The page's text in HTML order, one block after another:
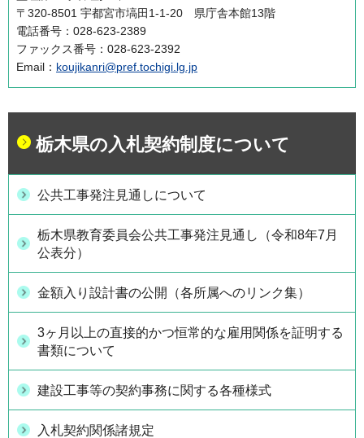
〒320-8501 宇都宮市塙田1-1-20 県庁舎本館13階
電話番号：028-623-2389
ファックス番号：028-623-2392
Email： koujikanri@pref.tochigi.lg.jp
栃木県の入札契約制度について
公共工事発注見通しについて
栃木県教育委員会公共工事発注見通し（令和8年7月
公表分）
金額入り設計書の公開（各所属へのリンク集）
3ヶ月以上の直接的かつ恒常的な雇用関係を証明する
書類について
建設工事等の契約事務に関する各種様式
入札契約関係諸規定